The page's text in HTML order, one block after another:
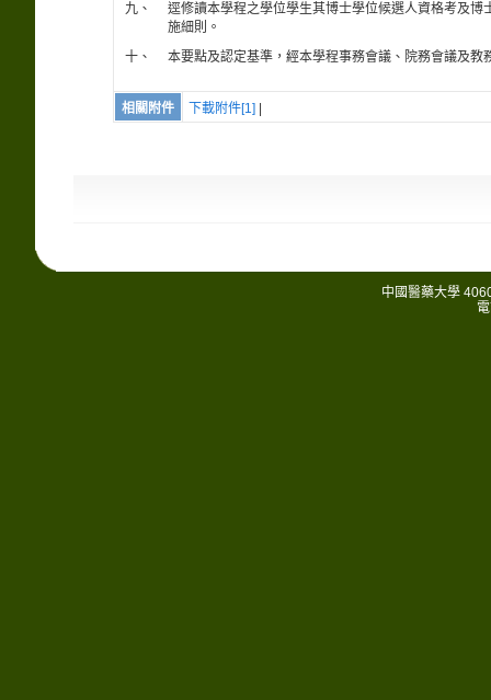
九、
逕修讀本學程之學位學生其博士學位候選人資格考及
施細則。
十、
本要點及認定基準，經本學程事務會議、院務會議及
相關附件 下載附件[1]
中國醫藥大學